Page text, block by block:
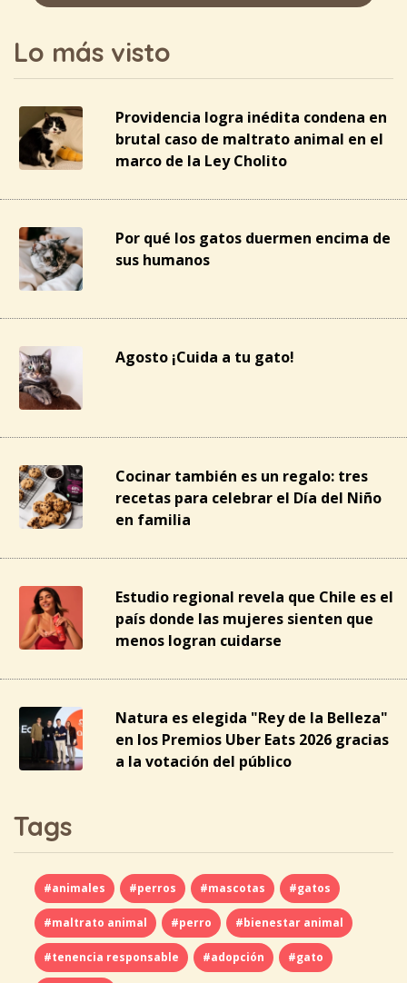
Lo más visto
Providencia logra inédita condena en
brutal caso de maltrato animal en el
marco de la Ley Cholito
Por qué los gatos duermen encima de
sus humanos
Agosto ¡Cuida a tu gato!
Cocinar también es un regalo: tres
recetas para celebrar el Día del Niño
en familia
Estudio regional revela que Chile es el
país donde las mujeres sienten que
menos logran cuidarse
Natura es elegida "Rey de la Belleza"
en los Premios Uber Eats 2026 gracias
a la votación del público
Tags
#animales #perros #mascotas #gatos
#maltrato animal #perro #bienestar animal
#tenencia responsable #adopción #gato